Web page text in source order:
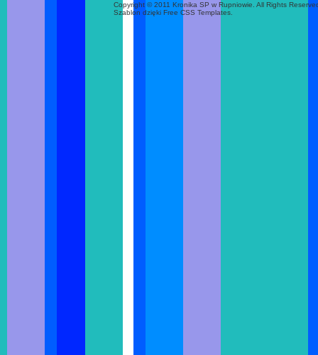
Copyright © 2011 Kronika SP w Rupniowie. All Rights
Szablon dzięki Free CSS Templates.